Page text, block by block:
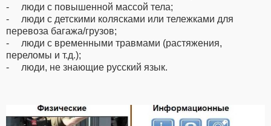
- люди с повышенной массой тела;
- люди с детскими колясками или тележками для
перевоза багажа/грузов;
- люди с временными травмами (растяжения,
переломы и т.д.);
- люди, не знающие русский язык.